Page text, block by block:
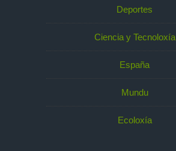
Deportes
Ciencia y Tecnoloxía
España
Mundu
Ecoloxía